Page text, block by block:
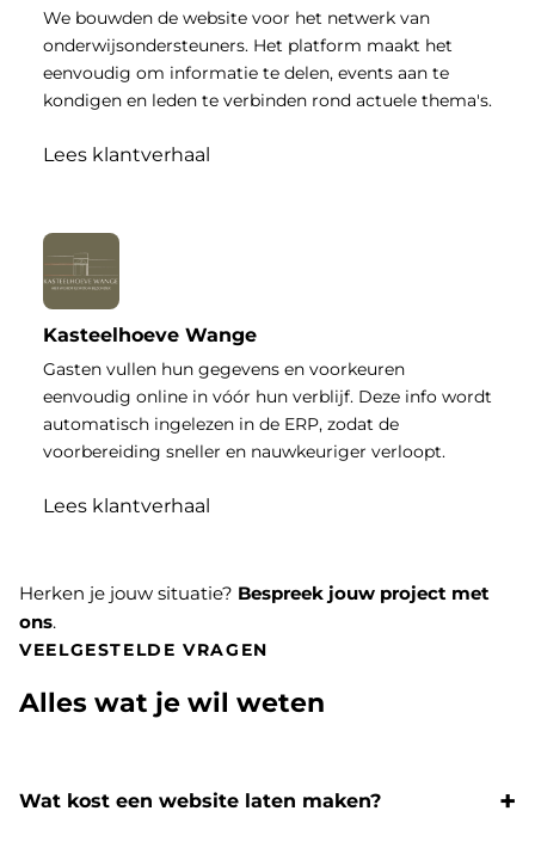
We bouwden de website voor het netwerk van
onderwijsondersteuners. Het platform maakt het
eenvoudig om informatie te delen, events aan te
kondigen en leden te verbinden rond actuele thema's.
Lees klantverhaal
Kasteelhoeve Wange
Gasten vullen hun gegevens en voorkeuren
eenvoudig online in vóór hun verblijf. Deze info wordt
automatisch ingelezen in de ERP, zodat de
voorbereiding sneller en nauwkeuriger verloopt.
Lees klantverhaal
Herken je jouw situatie? Bespreek jouw project met
ons.
VEELGESTELDE VRAGEN
Alles wat je wil weten
Wat kost een website laten maken?